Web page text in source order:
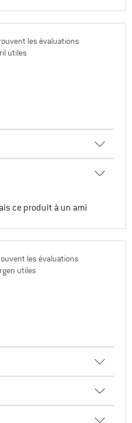
les évaluations
utiles
ce produit à un ami
les évaluations
utiles